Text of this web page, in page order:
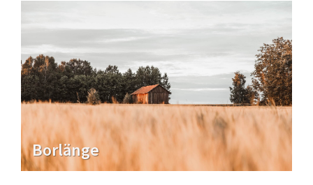
Borlänge